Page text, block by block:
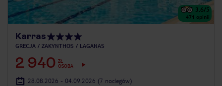
3.6/5
471 opinii
Karras
GRECJA ZAKYNTHOS LAGANAS
2 940 ZŁ
OSOBA
28.08.2026 - 04.09.2026 (7 noclegów)